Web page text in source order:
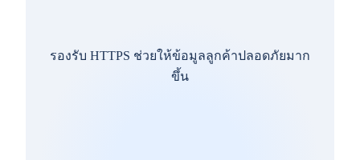
รองรับ HTTPS ช่วยให้ข้อมูลลูกค้าปลอดภัยมาก
ขึ้น